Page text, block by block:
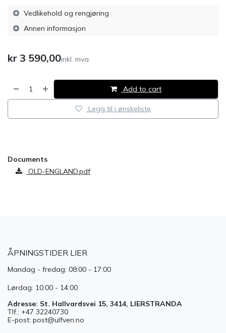
Vedlikehold og rengjøring
Annen informasjon
kr 3 590,00inkl. mva.
Add to cart
Legg til i ønskeliste
Documents
OLD-ENGLAND.pdf
ÅPNINGSTIDER LIER
Mandag - fredag: 08:00 - 17:00
Lørdag: 10:00 - 14:00
Adresse: St. Hallvardsvei 15, 3414, LIERSTRANDA
Tlf.: +47 32240730
E-post: post@ulfven.no